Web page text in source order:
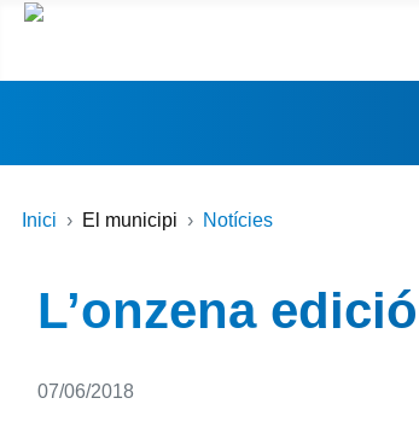
Inici El municipi Notícies
L’onzena
Detalls
07/06/2018